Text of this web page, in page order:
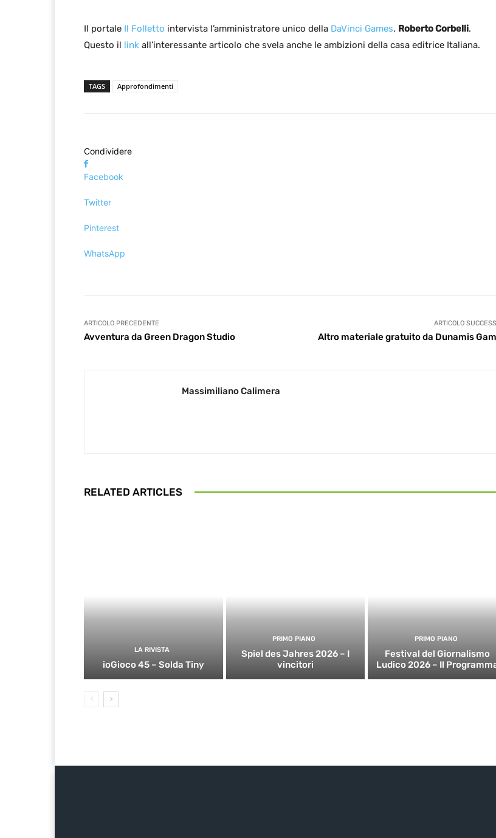
Il portale Il Folletto intervista l’amministratore unico della DaVinci Games, Roberto Corbelli.
Questo il link all’interessante articolo che svela anche le ambizioni della casa editrice Italiana.
TAGS Approfondimenti
Condividere
Facebook
Twitter
Pinterest
WhatsApp
ARTICOLO PRECEDENTE
Avventura da Green Dragon Studio
ARTICOLO
Altro materiale gratuito da Dunamis
Massimiliano Calimera
RELATED ARTICLES
LA RIVISTA
ioGioco 45 – Solda Tiny
PRIMO PIANO
Spiel des Jahres 2026 – I
vincitori
PRIMO PIANO
Festival del Giornalismo
Ludico 2026 – Il